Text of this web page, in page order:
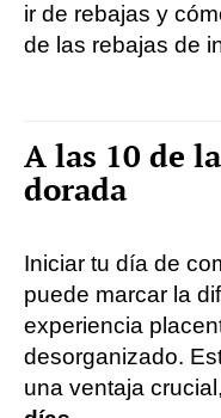
ir de rebajas y
de las rebajas de
A las 10 de
dorada
Iniciar tu día de
puede marcar la
experiencia
desorganizado.
una ventaja